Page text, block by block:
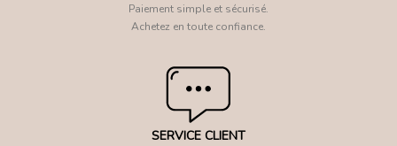
Paiement simple et sécurisé.
Achetez en toute confiance.
SERVICE CLIENT